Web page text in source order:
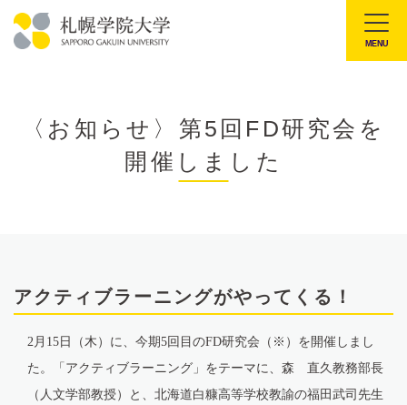
文
MENU
〈お知らせ〉第5回FD研究会を
開催しました
アクティブラーニングがやってくる！
2月15日（木）に、今期5回目のFD研究会 （※） を開催しまし
た。「アクティブラーニング」をテーマに、森 直久教務部長
（人文学部教授）と、北海道白糠高等学校教諭の福田武司先生